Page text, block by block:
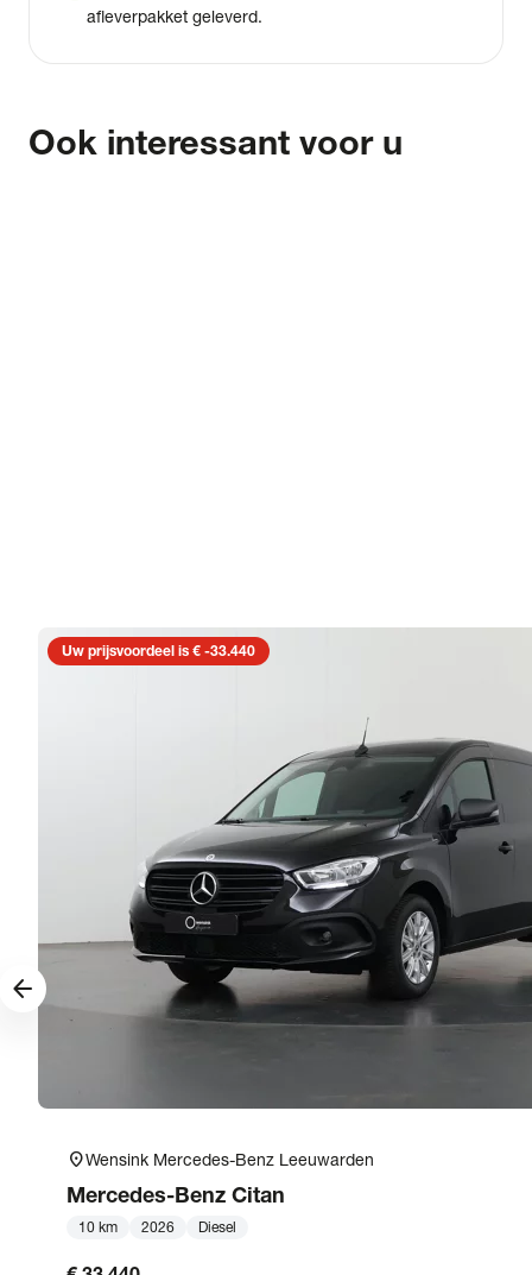
afleverpakket geleverd.
Ook interessant voor u
Uw prijsvoordeel is € -33.440
location_onWensink Mercedes-Benz Leeuwarden
Mercedes-Benz Citan
10 km 2026 Diesel
arrow_forward